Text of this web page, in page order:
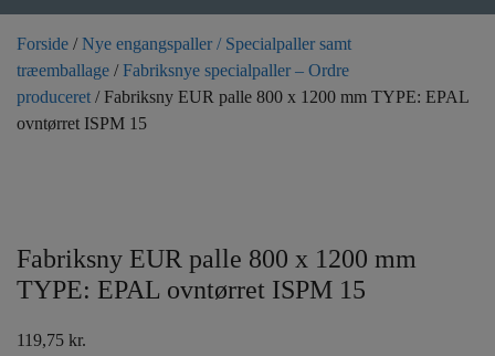
Forside /Nye engangspaller / Specialpaller samt
træemballage /Fabriksnye specialpaller – Ordre
produceret / Fabriksny EUR palle 800 x 1200 mm TYPE: EPAL
ovntørret ISPM 15
Fabriksny EUR palle 800 x 1200 mm
TYPE: EPAL ovntørret ISPM 15
119,75 kr.